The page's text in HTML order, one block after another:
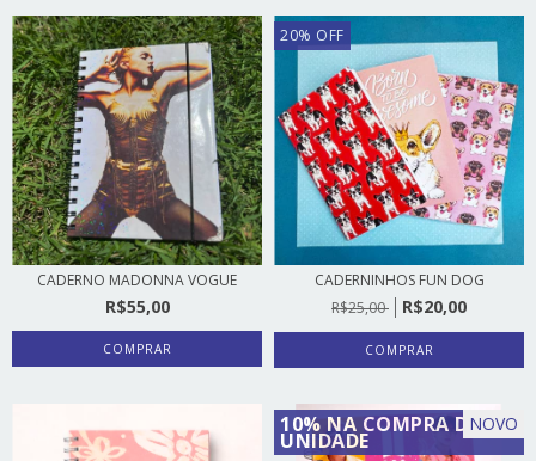
CADERNO MADONNA VOGUE
R$55,00
20% OFF
CADERNINHOS FUN DOG
R$25,00
R$20,00
COMPRAR
10% NA COMPRA DE 2
UNIDADE
NOVO